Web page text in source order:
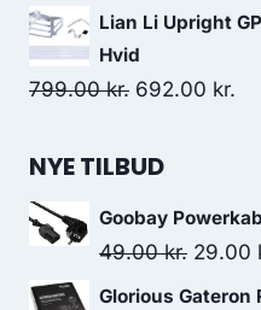
price
Lian Li Upright
Hvid
799.00kr. Original
was:
692.00 kr.
NYE TILBUD
Goobay
49.00kr.
price
29.00
Glorious Gateron